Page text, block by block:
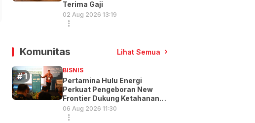
Terima Gaji
02 Aug 2026 13:19
Komunitas Lihat Semua
BISNIS
Pertamina Hulu Energi
Perkuat Pengeboran New
Frontier Dukung Ketahanan
Energi
06 Aug 2026 11:30